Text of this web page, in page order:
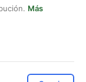
Más